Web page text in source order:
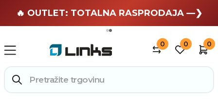
🏄 Zaslužuješ odmor —❯
🔥 OUTLET: TOTALNA RASPRODAJA —❯
0 0 0